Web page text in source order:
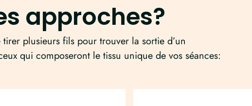
approches?
plusieurs fils pour trouver la sortie d’un
qui composeront le tissu unique de vos séances: